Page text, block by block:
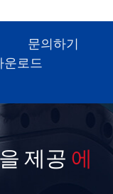
문의하기
운로드
제공 에